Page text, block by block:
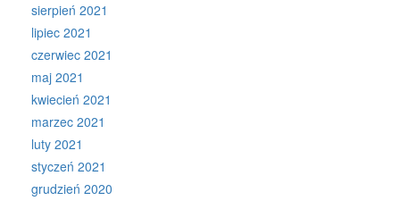
sierpień 2021
lipiec 2021
czerwiec 2021
maj 2021
kwiecień 2021
marzec 2021
luty 2021
styczeń 2021
grudzień 2020